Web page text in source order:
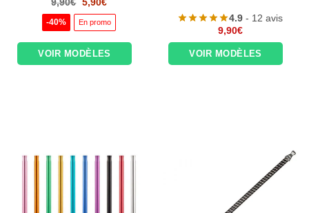
9,90€
initial
était :
5,90€
actuel
est :
-40% En promo
VOIR MODÈLES
4.9 - 12 avis
9,90€
VOIR MODÈLES